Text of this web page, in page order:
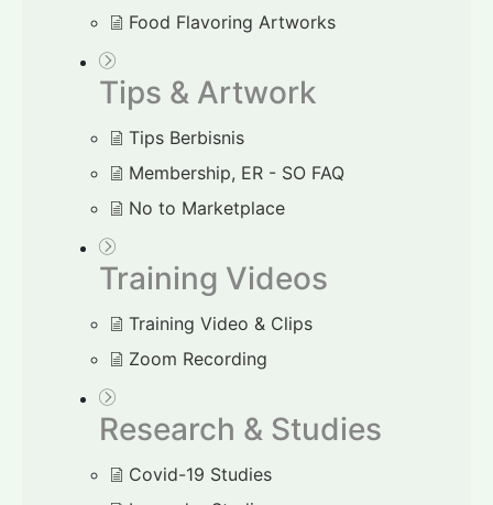
Food Flavoring Artworks
Tips & Artwork
Tips Berbisnis
Membership, ER - SO FAQ
No to Marketplace
Training Videos
Training Video & Clips
Zoom Recording
Research & Studies
Covid-19 Studies